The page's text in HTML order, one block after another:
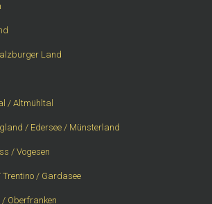
Land
/ Altmühltal
/ Edersee / Münsterland
/ Vogesen
/ Gardasee
Oberfranken